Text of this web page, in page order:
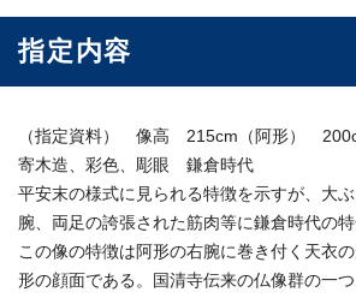
指定内容
（指定資料） 像高 215cm（阿形）
寄木造、彩色、彫眼 鎌倉時代
平安末の様式に見られる特徴を示すが、大
腕、両足の誇張された筋肉等に鎌倉時代の特
この像の特徴は阿形の右腕に巻き付く天衣
形の顔面である。国清寺伝来の仏像群の一つ